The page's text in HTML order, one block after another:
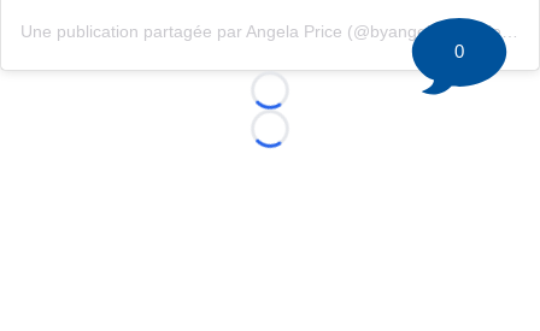
Une publication partagée par Angela Price (@byangelaprice) le
Loading...
Loading...
0